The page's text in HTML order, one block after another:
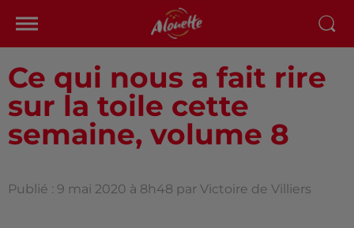
Ce qui nous a fait rire
sur la toile cette
semaine, volume 8
Publié : 9 mai 2020 à 8h48 par Victoire de Villiers